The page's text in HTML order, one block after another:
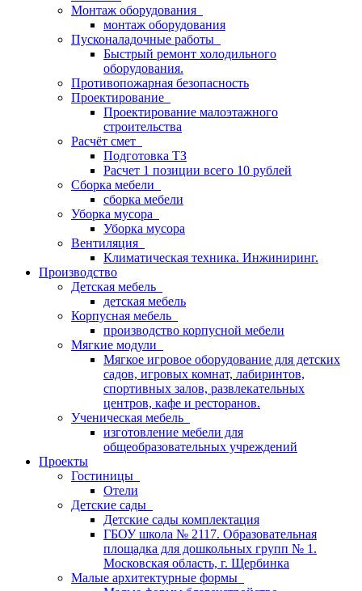
Монтаж оборудования
монтаж оборудования
Пусконаладочные работы
Быстрый ремонт холодильного
оборудования.
Противопожарная безопасность
Проектирование
Проектирование малоэтажного
строительства
Расчёт смет
Подготовка ТЗ
Расчет 1 позиции всего 10 рублей
Сборка мебели
сборка мебели
Уборка мусора
Уборка мусора
Вентиляция
Климатическая техника. Инжиниринг.
Производство
Детская мебель
детская мебель
Корпусная мебель
производство корпусной мебели
Мягкие модули
Мягкое игровое оборудование для детских
садов, игровых комнат, лабиринтов,
спортивных залов, развлекательных
центров, кафе и ресторанов.
Ученическая мебель
изготовление мебели для
общеобразовательных учреждений
Проекты
Гостиницы
Отели
Детские сады
Детские сады комплектация
ГБОУ школа № 2117. Образовательная
площадка для дошкольных групп № 1.
Московская область, г. Щербинка
Малые архитектурные формы